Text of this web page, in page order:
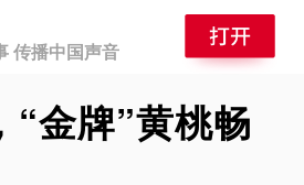
传播中国声音
“金牌”黄桃畅